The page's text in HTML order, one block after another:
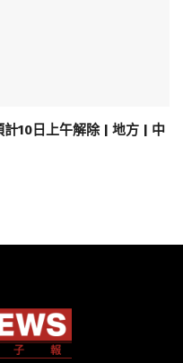
10日上午解除 | 地方 | 中